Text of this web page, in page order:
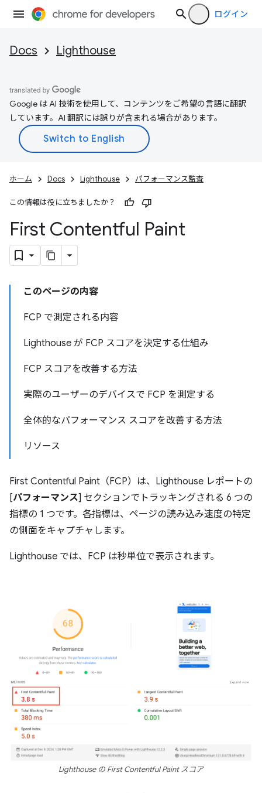
ログイン
Docs Lighthouse
Google は AI 技術を使用して、コンテンツをご希望の言語に翻訳
しています。AI 翻訳には誤りが含まれる場合があります。
ホーム Docs Lighthouse パフォーマンス監査
この情報は役に立ちましたか？
First Contentful Paint
このページの内容
FCP で測定される内容
Lighthouse が FCP スコアを決定する仕組み
FCP スコアを改善する方法
実際のユーザーのデバイスで FCP を測定する
全体的なパフォーマンス スコアを改善する方法
リソース
First Contentful Paint（FCP）は、Lighthouse レポートの
[パフォーマンス] セクションでトラッキングされる 6 つの
指標の 1 つです。各指標は、ページの読み込み速度の特定
の側面をキャプチャします。
Lighthouse では、FCP は秒単位で表示されます。
Lighthouse の First Contentful Paint スコア